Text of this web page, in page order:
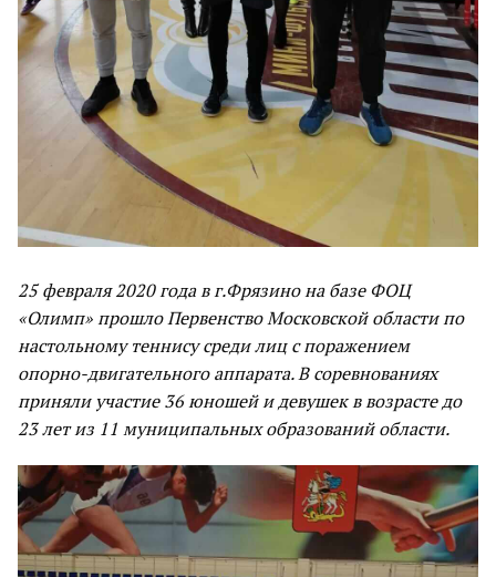
25 февраля 2020 года в г.Фрязино на базе ФОЦ
«Олимп» прошло Первенство Московской области по
настольному теннису среди лиц с поражением
опорно-двигательного аппарата. В соревнованиях
приняли участие 36 юношей и девушек в возрасте до
23 лет из 11 муниципальных образований области.